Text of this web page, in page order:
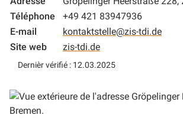
Téléphone
+49 421 83947936
E-mail
kontaktstelle@zis-tdi.de
Site web
zis-tdi.de
Dernièr vérifié : 12.03.2025